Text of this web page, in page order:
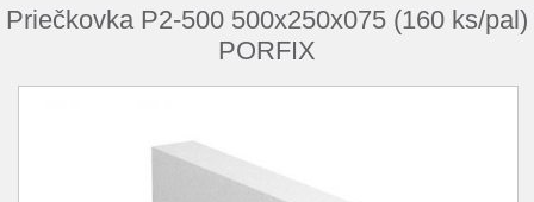
Priečkovka P2-500 500x250x075 (160 ks/pal)
PORFIX